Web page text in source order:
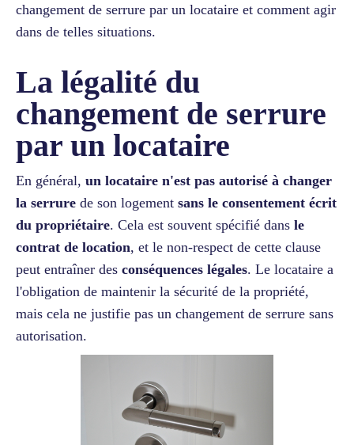
changement de serrure par un locataire et comment agir
dans de telles situations.
La légalité du
changement de serrure
par un locataire
En général, un locataire n'est pas autorisé à changer
la serrure de son logement sans le consentement écrit
du propriétaire. Cela est souvent spécifié dans le
contrat de location, et le non-respect de cette clause
peut entraîner des conséquences légales. Le locataire a
l'obligation de maintenir la sécurité de la propriété,
mais cela ne justifie pas un changement de serrure sans
autorisation.